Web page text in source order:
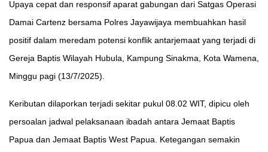
Upaya cepat dan responsif aparat gabungan dari Satgas Operasi
Damai Cartenz bersama Polres Jayawijaya membuahkan hasil
positif dalam meredam potensi konflik antarjemaat yang terjadi di
Gereja Baptis Wilayah Hubula, Kampung Sinakma, Kota Wamena,
Minggu pagi (13/7/2025).
Keributan dilaporkan terjadi sekitar pukul 08.02 WIT, dipicu oleh
persoalan jadwal pelaksanaan ibadah antara Jemaat Baptis
Papua dan Jemaat Baptis West Papua. Ketegangan semakin